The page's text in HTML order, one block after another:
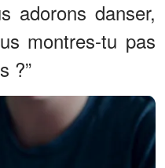
adorons danser,
montres-tu pas
?”